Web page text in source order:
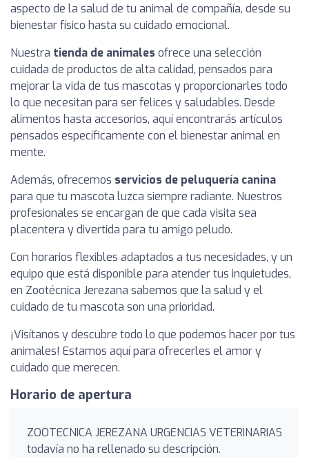
aspecto de la salud de tu animal de compañía, desde su
bienestar físico hasta su cuidado emocional.
Nuestra tienda de animales ofrece una selección
cuidada de productos de alta calidad, pensados para
mejorar la vida de tus mascotas y proporcionarles todo
lo que necesitan para ser felices y saludables. Desde
alimentos hasta accesorios, aquí encontrarás artículos
pensados específicamente con el bienestar animal en
mente.
Además, ofrecemos servicios de peluquería canina
para que tu mascota luzca siempre radiante. Nuestros
profesionales se encargan de que cada visita sea
placentera y divertida para tu amigo peludo.
Con horarios flexibles adaptados a tus necesidades, y un
equipo que está disponible para atender tus inquietudes,
en Zootécnica Jerezana sabemos que la salud y el
cuidado de tu mascota son una prioridad.
¡Visítanos y descubre todo lo que podemos hacer por tus
animales! Estamos aquí para ofrecerles el amor y
cuidado que merecen.
Horario de apertura
ZOOTECNICA JEREZANA URGENCIAS VETERINARIAS
todavía no ha rellenado su descripción.